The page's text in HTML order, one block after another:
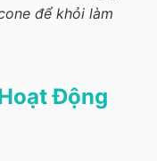
để khỏi làm
Động